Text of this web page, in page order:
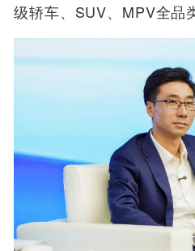
级轿车、SUV、MPV全品